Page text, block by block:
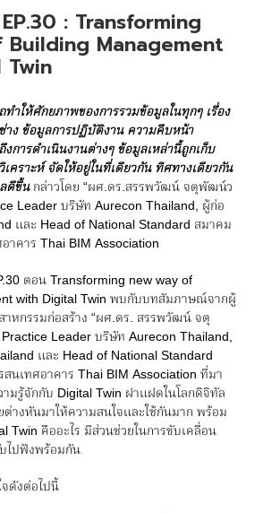
: Transforming
Management
ทำให้ศักยภาพของการรวมข้อมูลในทุกๆ เรื่อง
าง ข้อมูลการปฏิบัติงาน ความคืบหน้า
งการดำเนินงานต่างๆ ข้อมูลเหล่านี้ถูกเก็บ
คราะห์ จัดให้อยู่ในที่เดียวกัน ทิศทางเดียวกัน
ดีขึ้นกล่าวโดย “ผศ.ดร.สรรพวัฒน์ จตุพัฒน์ว
Leader บริษัท Aurecon Thailand, ผู้ก่อ
และ Head of National Standard สมาคม
าคาร Thai BIM Association
ตอน Transforming new way of
with Digital Twin พบกับบทสัมภาษณ์จากผู้
าหกรรมก่อสร้าง “ผศ.ดร. สรรพวัฒน์ จตุ
Leader บริษัท Aurecon Thailand,
และ Head of National Standard
นเทศอาคาร Thai BIM Association ที่มา
มรู้จักกับ Digital Twin ฝาแฝดในโลกดิจิทัล
างหันมาให้ความสนใจและใช้กันมาก พร้อม
Twin คืออะไร มีส่วนช่วยในการขับเคลื่อน
ไปฟังพร้อมกัน
ดังต่อไปนี้